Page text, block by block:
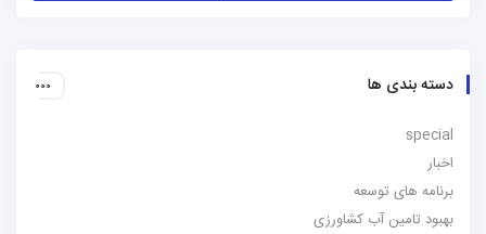
دسته بندی ها
special
اخبار
برنامه های توسعه
بهبود تامین آب کشاورزی